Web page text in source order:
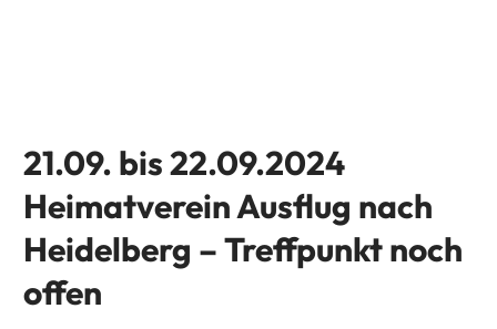
21.09. bis 22.09.2024
Heimatverein Ausflug nach
Heidelberg – Treffpunkt noch
offen